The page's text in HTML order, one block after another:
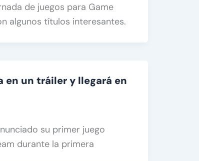
de juegos para Game
algunos títulos interesantes.
en un tráiler y llegará en
su primer juego
durante la primera